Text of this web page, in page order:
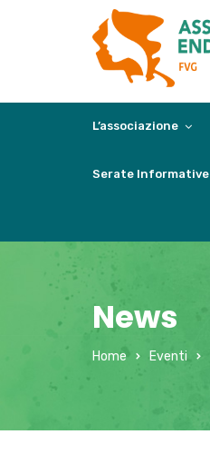
L’associazione
Serate Informative
News
Home Eventi